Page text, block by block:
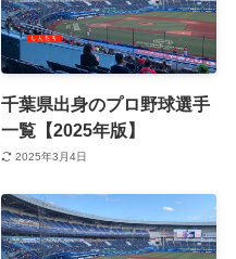
千葉県出身のプロ野球選手
一覧【2025年版】
2025年3月4日